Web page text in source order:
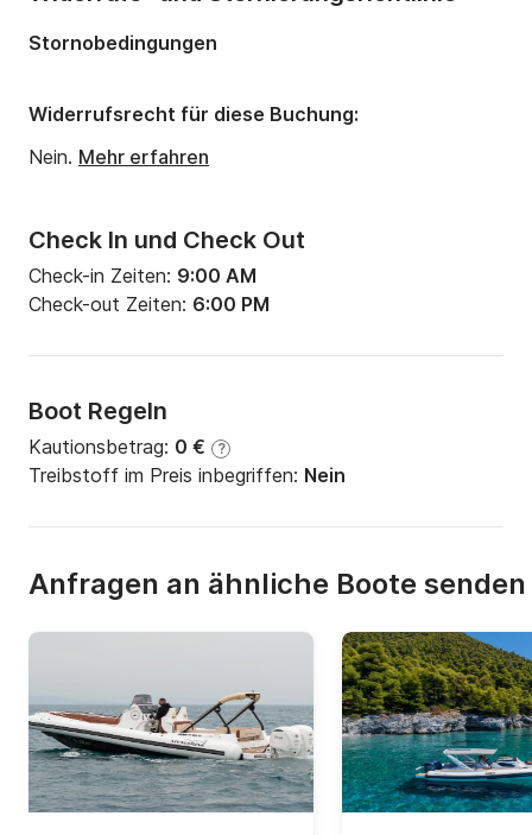
Check In und Check Out
Check-in Zeiten: 9:00 AM
Check-out Zeiten: 6:00 PM
Boot Regeln
Kautionsbetrag: 0 € ?
Treibstoff im Preis inbegriffen: Nein
Stornobedingungen
Widerrufsrecht für diese Buchung:
Nein. Mehr erfahren
Anfragen an ähnliche Boote senden